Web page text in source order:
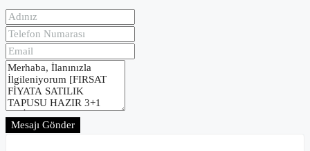
Mesajı Gönder